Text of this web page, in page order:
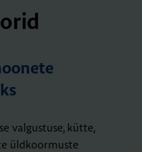
valgustuse, kütte,
üldkoormuste